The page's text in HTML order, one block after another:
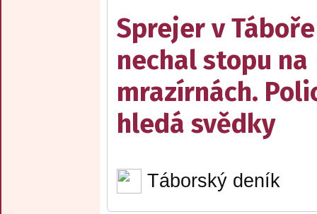
Sprejer v Táboře
nechal stopu na
mrazírnách.
hledá svědky
Táborský deník